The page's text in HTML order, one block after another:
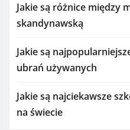
Jakie są różnice między
skandynawską
Jakie są
ubrań używanych
Jakie są najciekawsze
na świecie